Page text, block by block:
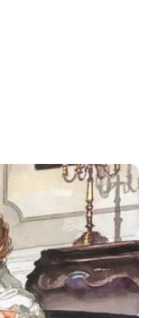
Masa Kini
tapi Banyak 'Mimpi'